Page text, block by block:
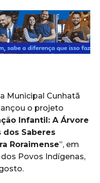
Municipal Cunhatã
o projeto
Infantil: A Árvore
Saberes
Roraimense”, em
Povos Indígenas,